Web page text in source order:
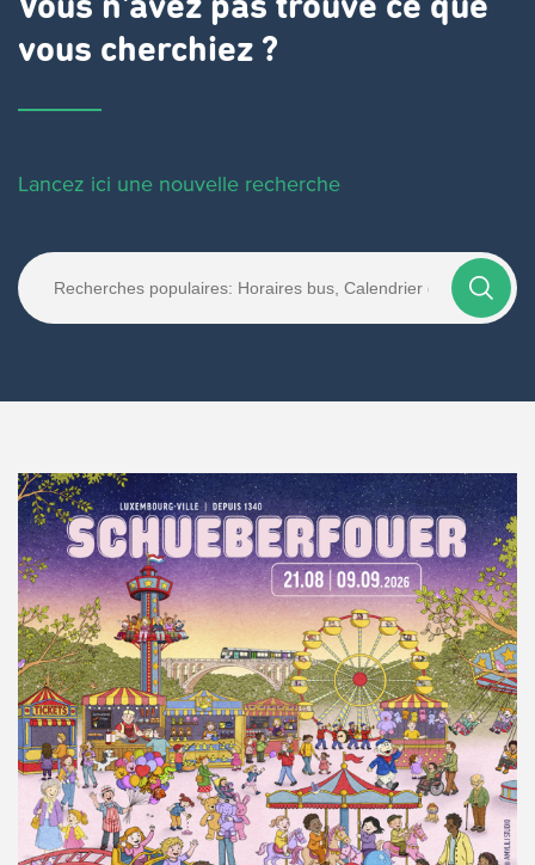
Vous n'avez pas trouvé ce que
vous cherchiez ?
Lancez ici une nouvelle recherche